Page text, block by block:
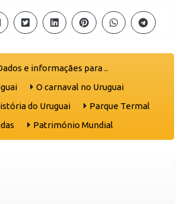
e informaçães para ..
O carnaval no Uruguai
do Uruguai
Parque Termal
Património Mundial